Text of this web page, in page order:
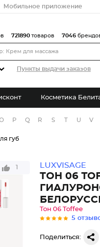
Мобильное приложение
Пункты выдачи заказов
721890 товаров 7046
Косметика
P Q R S T U V
губ
1 LUXVISAGE
ТОН 06
Тон 06 Toffee
5
Поделиться: